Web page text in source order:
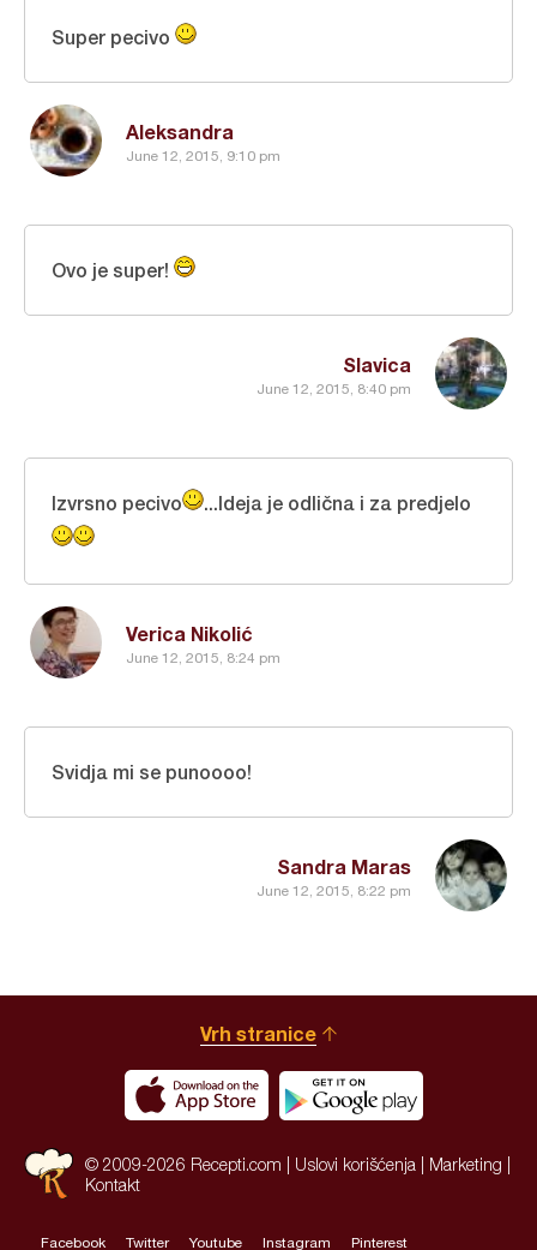
Aleksandra
June 12, 2015, 9:10 pm
Super pecivo
Slavica
June 12, 2015, 8:40 pm
Ovo je super!
Verica Nikolić
June 12, 2015, 8:24 pm
Izvrsno pecivo ...Ideja je odlična i za predjelo
Sandra Maras
June 12, 2015, 8:22 pm
Svidja mi se punoooo!
Vrh stranice
© 2009-2026 Recepti.com | Uslovi korišćenja Marketing
Kontakt
Facebook Twitter Youtube Instagram Pinterest